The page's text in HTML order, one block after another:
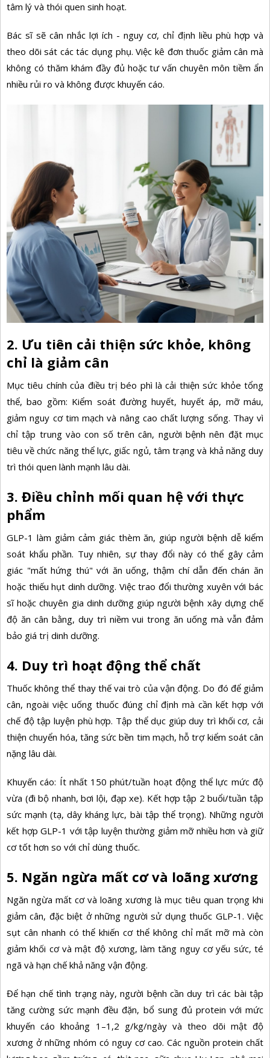
tâm lý và thói quen sinh hoạt.
Bác sĩ sẽ cân nhắc lợi ích - nguy cơ, chỉ định liều phù hợp và
theo dõi sát các tác dụng phụ. Việc kê đơn thuốc giảm cân mà
không có thăm khám đầy đủ hoặc tư vấn chuyên môn tiềm ẩn
nhiều rủi ro và không được khuyến cáo.
2. Ưu tiên cải thiện sức khỏe, không
chỉ là giảm cân
Mục tiêu chính của điều trị béo phì là cải thiện sức khỏe tổng
thể, bao gồm: Kiểm soát đường huyết, huyết áp, mỡ máu,
giảm nguy cơ tim mạch và nâng cao chất lượng sống. Thay vì
chỉ tập trung vào con số trên cân, người bệnh nên đặt mục
tiêu về chức năng thể lực, giấc ngủ, tâm trạng và khả năng duy
trì thói quen lành mạnh lâu dài.
3. Điều chỉnh mối quan hệ với thực
phẩm
GLP-1 làm giảm cảm giác thèm ăn, giúp người bệnh dễ kiểm
soát khẩu phần. Tuy nhiên, sự thay đổi này có thể gây cảm
giác "mất hứng thú" với ăn uống, thậm chí dẫn đến chán ăn
hoặc thiếu hụt dinh dưỡng. Việc trao đổi thường xuyên với bác
sĩ hoặc chuyên gia dinh dưỡng giúp người bệnh xây dựng chế
độ ăn cân bằng, duy trì niềm vui trong ăn uống mà vẫn đảm
bảo giá trị dinh dưỡng.
4. Duy trì hoạt động thể chất
Thuốc không thể thay thế vai trò của vận động. Do đó để giảm
cân, ngoài việc uống thuốc đúng chỉ định mà cần kết hợp với
chế độ tập luyện phù hợp. Tập thể dục giúp duy trì khối cơ, cải
thiện chuyển hóa, tăng sức bền tim mạch, hỗ trợ kiểm soát cân
nặng lâu dài.
Khuyến cáo: Ít nhất 150 phút/tuần hoạt động thể lực mức độ
vừa (đi bộ nhanh, bơi lội, đạp xe). Kết hợp tập 2 buổi/tuần tập
sức mạnh (tạ, dây kháng lực, bài tập thể trọng). Những người
kết hợp GLP-1 với tập luyện thường giảm mỡ nhiều hơn và giữ
cơ tốt hơn so với chỉ dùng thuốc.
5. Ngăn ngừa mất cơ và loãng xương
Ngăn ngừa mất cơ và loãng xương là mục tiêu quan trọng khi
giảm cân, đặc biệt ở những người sử dụng thuốc GLP-1. Việc
sụt cân nhanh có thể khiến cơ thể không chỉ mất mỡ mà còn
giảm khối cơ và mật độ xương, làm tăng nguy cơ yếu sức, té
ngã và hạn chế khả năng vận động.
Để hạn chế tình trạng này, người bệnh cần duy trì các bài tập
tăng cường sức mạnh đều đặn, bổ sung đủ protein với mức
khuyến cáo khoảng 1–1,2 g/kg/ngày và theo dõi mật độ
xương ở những nhóm có nguy cơ cao. Các nguồn protein chất